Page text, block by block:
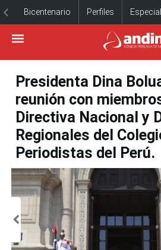
Bicentenario Perfiles
Presidenta Dina
reunión con
Directiva Nacional y
Regionales del
Periodistas del Perú.